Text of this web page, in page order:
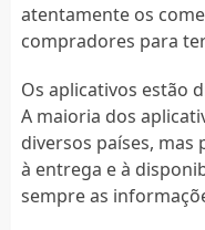
atentamente os
compradores para
Os aplicativos estão
A maioria dos
diversos países,
à entrega e à
sempre as